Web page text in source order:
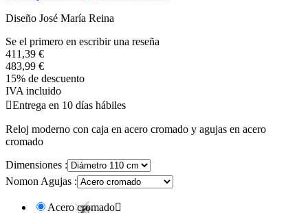
Diseño José María Reina
Se el primero en escribir una reseña
411,39 €
483,99 €
15% de descuento
IVA incluido
Entrega en 10 días hábiles
Reloj moderno con caja en acero cromado y agujas en acero
cromado
Dimensiones :
Nomon Agujas :
Acero cromado